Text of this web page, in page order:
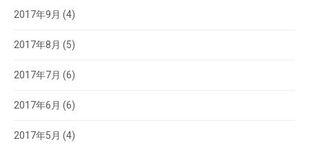
2017年9月 (4)
2017年8月 (5)
2017年7月 (6)
2017年6月 (6)
2017年5月 (4)